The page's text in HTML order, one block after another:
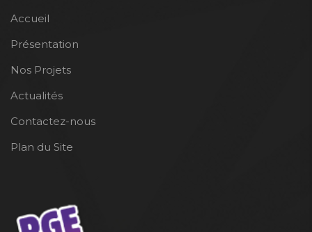
Accueil
Présentation
Nos Projets
Actualités
Contactez-nous
Plan du Site